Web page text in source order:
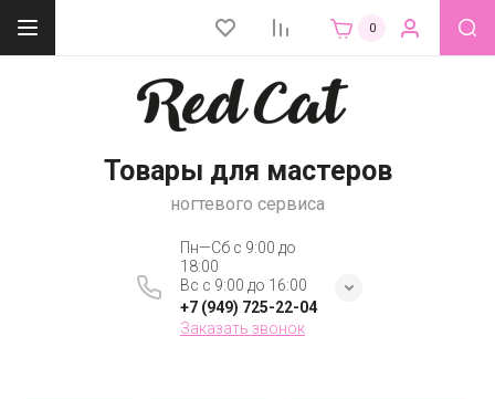
0
Товары для мастеров
ногтевого сервиса
Пн—Сб с 9:00 до
18:00
Вс с 9:00 до 16:00
+7 (949) 725-22-04
Заказать звонок